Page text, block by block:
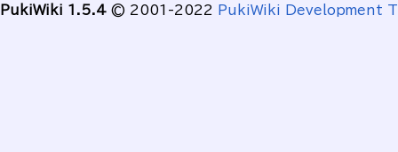
PukiWiki 1.5.4 © 2001-2022 PukiWiki Development